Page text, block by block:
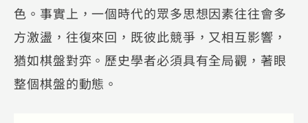
色。事實上，一個時代的眾多思想因素往往會多
方激盪，往復來回，既彼此競爭，又相互影響，
猶如棋盤對弈。歷史學者必須具有全局觀，著眼
整個棋盤的動態。